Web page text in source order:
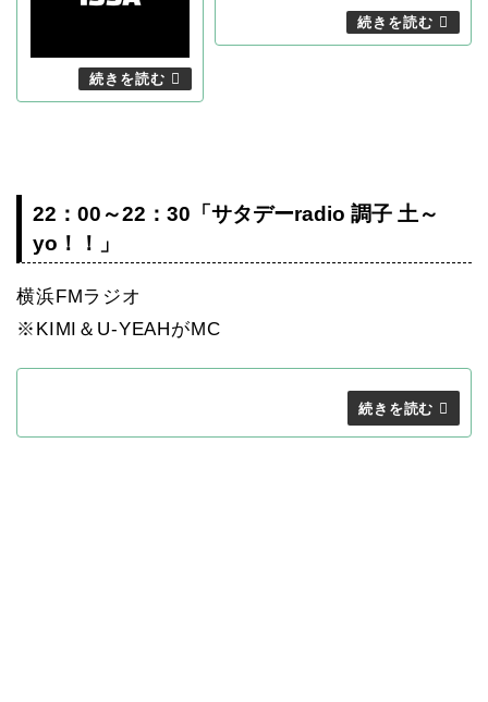
22：00～22：30「サタデーradio 調子 土～
yo！！」
横浜FMラジオ
※KIMI＆U-YEAHがMC